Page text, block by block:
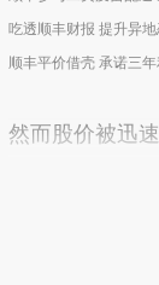
吃透顺丰财报 提升异
顺丰平价借壳 承诺三年
然而股价被迅